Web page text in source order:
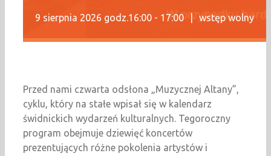
9 sierpnia 2026 godz.16:00 - 17:00 wstęp wolny
Przed nami czwarta odsłona „Muzycznej Altany”,
cyklu, który na stałe wpisał się w kalendarz
świdnickich wydarzeń kulturalnych. Tegoroczny
program obejmuje dziewięć koncertów
prezentujących różne pokolenia artystów i